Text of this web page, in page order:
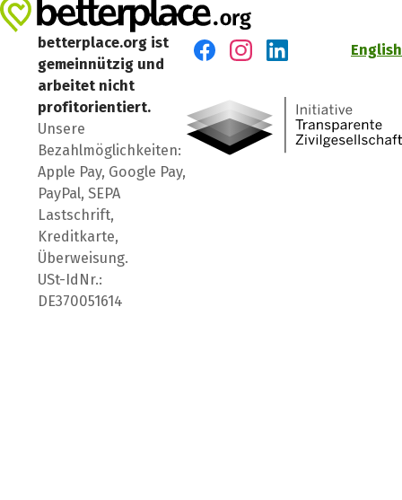
betterplace.org ist
gemeinnützig und
arbeitet nicht
profitorientiert.
Unsere
Bezahlmöglichkeiten:
Apple Pay, Google Pay,
PayPal, SEPA
Lastschrift,
Kreditkarte,
Überweisung.
USt-IdNr.:
DE370051614
English